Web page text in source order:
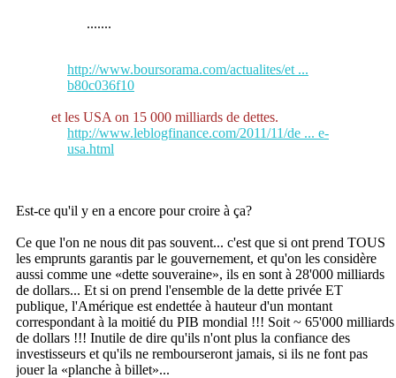
.......
http://www.boursorama.com/actualites/et ...
b80c036f10
et les USA on 15 000 milliards de dettes.
http://www.leblogfinance.com/2011/11/de ... e-
usa.html
Est-ce qu'il y en a encore pour croire à ça?
Ce que l'on ne nous dit pas souvent... c'est que si ont prend TOUS
les emprunts garantis par le gouvernement, et qu'on les considère
aussi comme une «dette souveraine», ils en sont à 28'000 milliards
de dollars... Et si on prend l'ensemble de la dette privée ET
publique, l'Amérique est endettée à hauteur d'un montant
correspondant à la moitié du PIB mondial !!! Soit ~ 65'000 milliards
de dollars !!! Inutile de dire qu'ils n'ont plus la confiance des
investisseurs et qu'ils ne rembourseront jamais, si ils ne font pas
jouer la «planche à billet»...